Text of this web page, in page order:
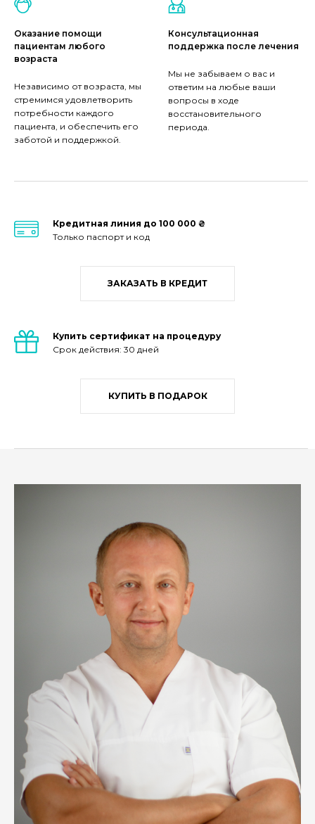
Оказание помощи
пациентам любого
возраста
Независимо от возраста, мы
стремимся удовлетворить
потребности каждого
пациента, и обеспечить его
заботой и поддержкой.
Консультационная
поддержка после лечения
Мы не забываем о вас и
ответим на любые ваши
вопросы в ходе
восстановительного
периода.
Кредитная линия до 100 000 ₴
Только паспорт и код
ЗАКАЗАТЬ В КРЕДИТ
Купить сертификат на процедуру
Срок действия: 30 дней
КУПИТЬ В ПОДАРОК